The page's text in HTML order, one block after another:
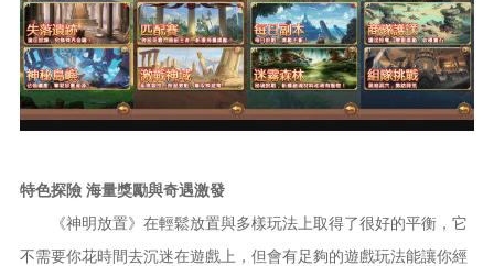
特色探險 海量獎勵與奇遇激發
《神明放置》在輕鬆放置與多樣玩法上取得了很好的平衡，它
不需要你花時間去沉迷在遊戲上，但會有足夠的遊戲玩法能讓你經